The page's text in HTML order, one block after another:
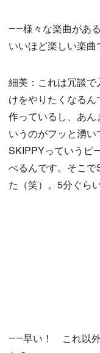
――様々な楽曲があ
いいほど楽しい楽曲
細美：これは冗談
けをやりたくなる
作っているし、あん
いうのがフッと湧い
SKIPPYっていうピ
べるんです。そこ
た（笑）。5分ぐら
――早い！ これ以外